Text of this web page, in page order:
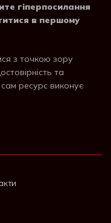
гіперпосилання
в першому
з точкою зору
та
ресурс виконує